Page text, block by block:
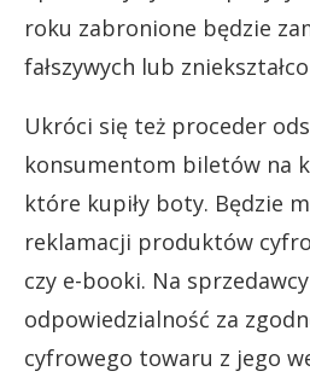
roku zabronione będzie
fałszywych lub
Ukróci się też proceder
konsumentom biletów na
które kupiły boty. Będzie
reklamacji produktów
czy e-booki. Na
odpowiedzialność za
cyfrowego towaru z jego